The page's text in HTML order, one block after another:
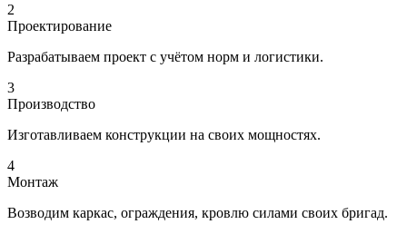
2
Проектирование
Разрабатываем проект с учётом норм и логистики.
3
Производство
Изготавливаем конструкции на своих мощностях.
4
Монтаж
Возводим каркас, ограждения, кровлю силами своих бригад.